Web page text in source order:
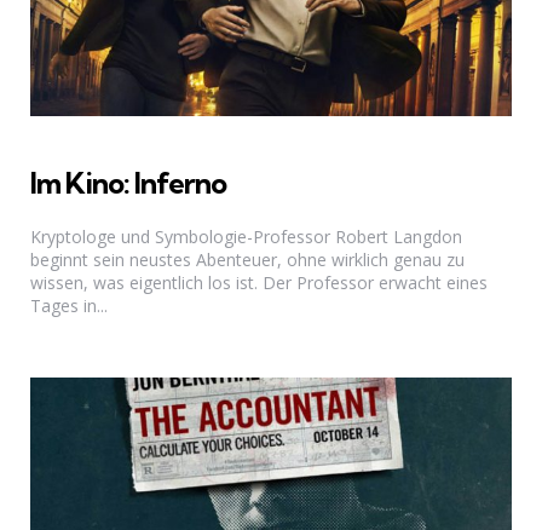
Im Kino: Inferno
Kryptologe und Symbologie-Professor Robert Langdon
beginnt sein neustes Abenteuer, ohne wirklich genau zu
wissen, was eigentlich los ist. Der Professor erwacht eines
Tages in...